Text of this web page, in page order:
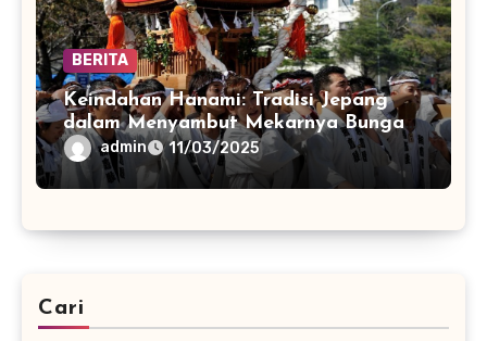
BERITA
Keindahan Hanami: Tradisi Jepang
dalam Menyambut Mekarnya Bunga
Sakura
admin 11/03/2025
Cari